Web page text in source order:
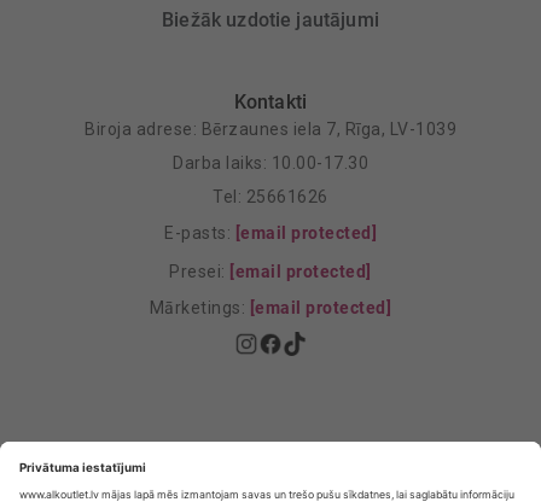
Biežāk uzdotie jautājumi
Kontakti
Biroja adrese: Bērzaunes iela 7, Rīga, LV-1039
Darba laiks: 10.00-17.30
Tel: 25661626
E-pasts: [email protected]
Presei: [email protected]
Mārketings: [email protected]
Privātuma Iestatījumi